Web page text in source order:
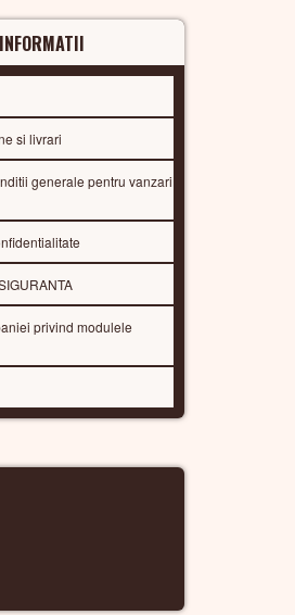
INFORMATII
si livrari
generale pentru vanzari
privind modulele